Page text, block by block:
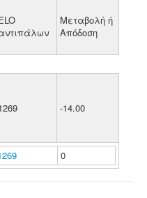
Μεταβολή ή
Απόδοση
-14.00
0